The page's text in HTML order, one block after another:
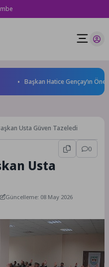
Başkan Hatice Gençay’ın
Usta Güven Tazeledi
0
Usta
Güncelleme: 08 May 2026